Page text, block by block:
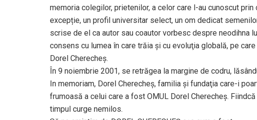
memoria colegilor, prietenilor, a celor care l-au cunoscut
excepție, un profil universitar select, un om dedicat
scrise de el ca autor sau coautor vorbesc despre neodihna
consens cu lumea în care trăia şi cu evoluţia globală, pe
Dorel Cherecheş.
În 9 noiembrie 2001, se retrăgea la margine de codru,
In memoriam, Dorel Cherecheş, familia şi fundaţia care-i
frumoasă a celui care a fost OMUL Dorel Cherecheş.
timpul curge nemilos.